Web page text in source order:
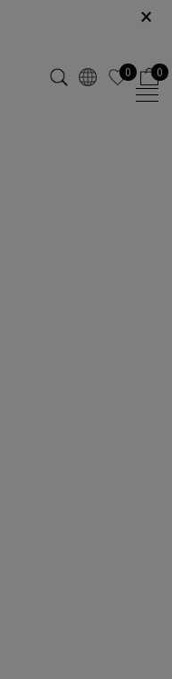
×
0 0